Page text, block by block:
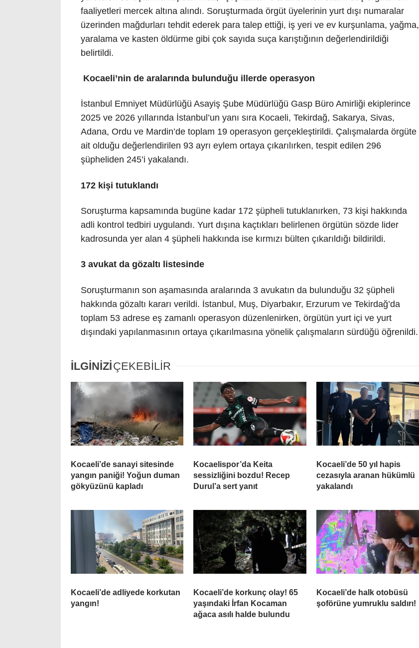
faaliyetleri mercek altına alındı. Soruşturmada örgüt üyelerinin yurt dışı numaralar
üzerinden mağdurları tehdit ederek para talep ettiği, iş yeri ve ev kurşunlama, yağma,
yaralama ve kasten öldürme gibi çok sayıda suça karıştığının değerlendirildiği
belirtildi.
Kocaeli’nin de aralarında bulunduğu illerde operasyon
İstanbul Emniyet Müdürlüğü Asayiş Şube Müdürlüğü Gasp Büro Amirliği ekiplerince
2025 ve 2026 yıllarında İstanbul’un yanı sıra Kocaeli, Tekirdağ, Sakarya, Sivas,
Adana, Ordu ve Mardin’de toplam 19 operasyon gerçekleştirildi. Çalışmalarda örgüte
ait olduğu değerlendirilen 93 ayrı eylem ortaya çıkarılırken, tespit edilen 296
şüpheliden 245’i yakalandı.
172 kişi tutuklandı
Soruşturma kapsamında bugüne kadar 172 şüpheli tutuklanırken, 73 kişi hakkında
adli kontrol tedbiri uygulandı. Yurt dışına kaçtıkları belirlenen örgütün sözde lider
kadrosunda yer alan 4 şüpheli hakkında ise kırmızı bülten çıkarıldığı bildirildi.
3 avukat da gözaltı listesinde
Soruşturmanın son aşamasında aralarında 3 avukatın da bulunduğu 32 şüpheli
hakkında gözaltı kararı verildi. İstanbul, Muş, Diyarbakır, Erzurum ve Tekirdağ’da
toplam 53 adrese eş zamanlı operasyon düzenlenirken, örgütün yurt içi ve yurt
dışındaki yapılanmasının ortaya çıkarılmasına yönelik çalışmaların sürdüğü öğrenildi.
İLGİNİZİÇEKEBİLİR
Kocaeli’de sanayi sitesinde
yangın paniği! Yoğun duman
gökyüzünü kapladı
Kocaelispor’da Keita
sessizliğini bozdu! Recep
Durul’a sert yanıt
Kocaeli’de 50 yıl hapis
cezasıyla aranan hükümlü
yakalandı
Kocaeli’de adliyede korkutan
yangın!
Kocaeli’de korkunç olay! 65
yaşındaki İrfan Kocaman
ağaca asılı halde bulundu
Kocaeli’de halk otobüsü
şoförüne yumruklu saldırı!